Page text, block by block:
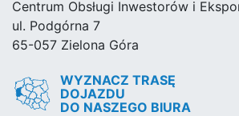
Centrum Obsługi Inwestorów i
ul. Podgórna 7
65-057 Zielona Góra
WYZNACZ TRASĘ
DOJAZDU
DO NASZEGO BIURA